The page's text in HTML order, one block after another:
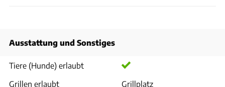
Ausstattung und Sonstiges
Tiere (Hunde) erlaubt
Grillen erlaubt
Grillplatz